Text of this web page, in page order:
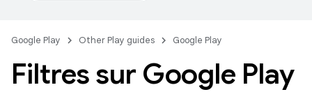
Google Play Other Play guides Google Play
Filtres sur Google Play